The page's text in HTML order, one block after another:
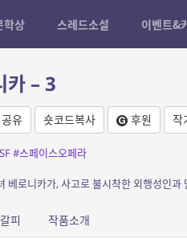
학상 스레드소설 이벤트&
카 – 3
공유 숏코드복사 후원 작
#스페이스오페라
베로니카가, 사고로 불시착한 외행성인과
피 작품소개